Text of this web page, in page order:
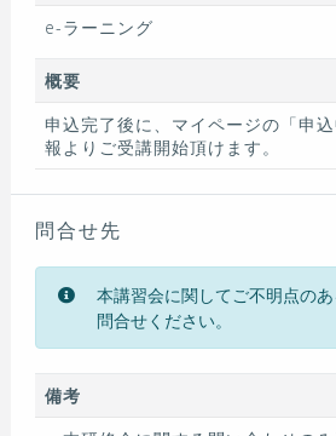
e-ラーニング
概要
申込完了後に、マイページの「申
報よりご受講開始頂けます。
問合せ先
本講習会に関してご不明点の
問合せください。
備考